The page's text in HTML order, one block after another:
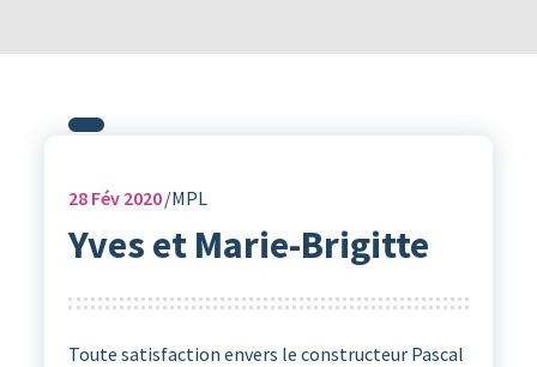
28Fév 2020 MPL
Yves et Marie-Brigitte
Toute satisfaction envers le constructeur Pascal